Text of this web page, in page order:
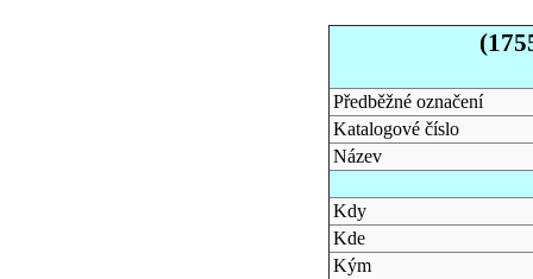
Předběžné označení
Katalogové číslo
Název
Kdy
Kde
Kým